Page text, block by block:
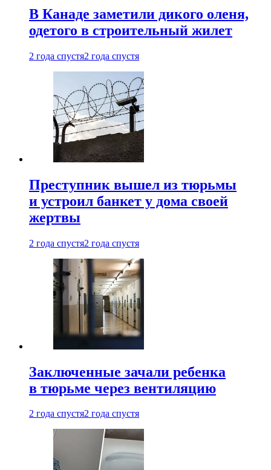
В Канаде заметили дикого оленя,
одетого в строительный жилет
2 года спустя2 года спустя
Преступник вышел из тюрьмы
и устроил банкет у дома своей
жертвы
2 года спустя2 года спустя
Заключенные зачали ребенка
в тюрьме через вентиляцию
2 года спустя2 года спустя